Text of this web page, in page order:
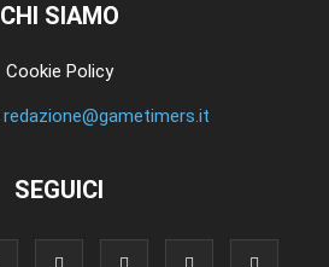
CHI SIAMO
Cookie Policy
redazione@gametimers.it
SEGUICI